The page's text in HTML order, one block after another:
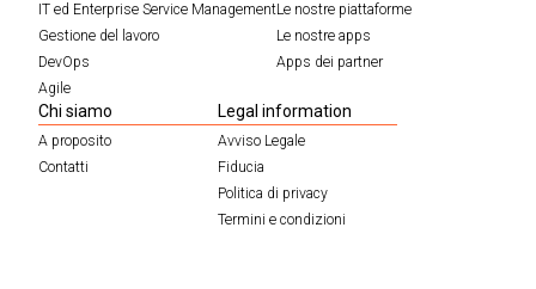
IT ed Enterprise Service Management
Gestione del lavoro
DevOps
Agile
Le nostre piattaforme
Le nostre apps
Apps dei partner
Chi siamo
A proposito
Contatti
Legal information
Avviso Legale
Fiducia
Politica di privacy
Termini e condizioni